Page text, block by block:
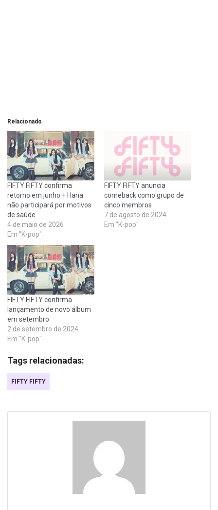
Relacionado
FIFTY FIFTY confirma
retorno em junho + Hana
não participará por motivos
de saúde
4 de maio de 2026
Em "K-pop"
FIFTY FIFTY anuncia
comeback como grupo de
cinco membros
7 de agosto de 2024
Em "K-pop"
FIFTY FIFTY confirma
lançamento de novo álbum
em setembro
2 de setembro de 2024
Em "K-pop"
Tags relacionadas:
FIFTY FIFTY